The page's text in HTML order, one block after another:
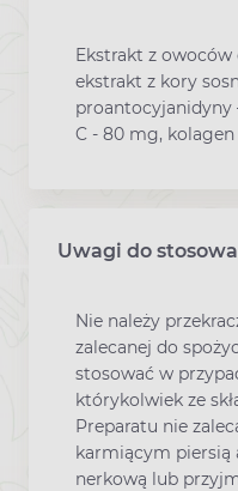
Ekstrakt z
ekstrakt z kory
proantocyjanidyny
C - 80 mg,
Uwagi do
Nie należy
zalecanej do
stosować w
którykolwiek ze
Preparatu nie
karmiącym piersią
nerkową lub